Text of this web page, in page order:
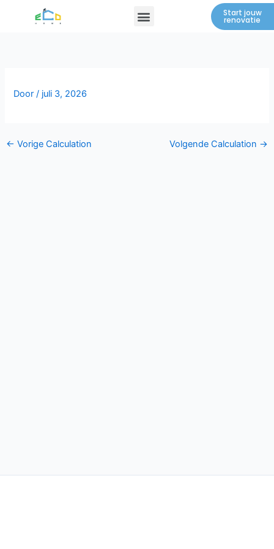
Menu Start jouw
renovatie
Door/ juli 3, 2026
← Vorige Calculation Volgende Calculation →